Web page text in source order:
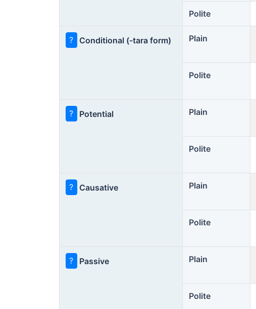
Polite
? Conditional (-tara form) Plain
Polite
? Potential Plain
Polite
? Causative Plain
Polite
? Passive Plain
Polite